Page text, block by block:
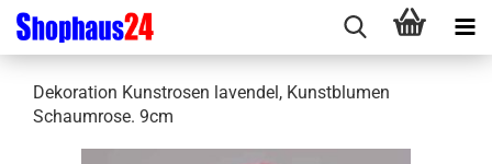
Dekoration Kunstrosen lavendel, Kunstblumen
Schaumrose. 9cm